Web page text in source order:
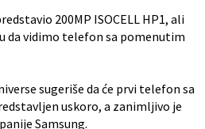
200MP ISOCELL HP1, ali
da vidimo telefon sa pomenutim
sugeriše da će prvi telefon sa
uskoro, a zanimljivo je
Samsung.